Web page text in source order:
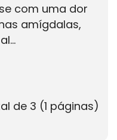
com uma dor
amígdalas,
de 3 (1 páginas)